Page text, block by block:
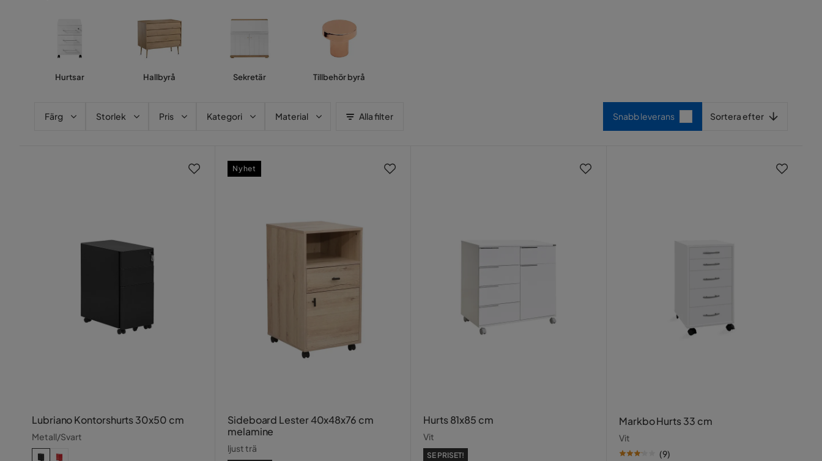
Hurtsar Hallbyrå Sekretär Tillbehör byrå
Färg Storlek Pris Kategori Material Alla filter Snabb leverans Sortera efter
Lubriano Kontorshurts 30x50 cm
Metall/Svart
Sideboard Lester 40x48x76 cm
melamine
ljust trä
Nyhet
Hurts 81x85 cm
Vit
SE PRISET!
Markbo Hurts 33 cm
Vit
(9)